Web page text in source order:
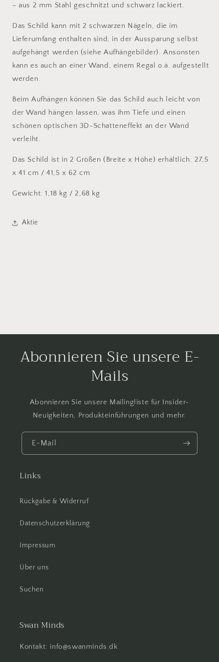
– aus 2 mm Stahl geschnitzt und schwarz lackiert.
Das Schild kann mit 2 schwarzen Nägeln, die im
Lieferumfang enthalten sind, in der Aussparung selbst
aufgehängt werden (siehe Aufhängebilder). Ansonsten
kann es auch an einer Wand, einem Regal o.ä. aufgestellt
werden.
Beim Aufhängen können Sie das Schild auch leicht von
der Wand hängen lassen, was ihm Tiefe und einen
schönen optischen 3D-Schatteneffekt an der Wand
verleiht.
Das Schild ist in 2 Größen (Breite x Höhe) erhältlich: 27,5
x 41 cm / 41,5 x 62 cm
Gewicht: 1,18 kg / 2,68 kg
Aktie
Abonnieren Sie unsere E-
Mails
Abonnieren Sie unsere Mailingliste für Insider-
Neuigkeiten, Produkteinführungen und mehr.
E-Mail
Links
Rückgabe & Widerruf
Datenschutzerklärung
Impressum
Über uns
Suchen
Swan Minds
Kontakt: info@swanminds.dk